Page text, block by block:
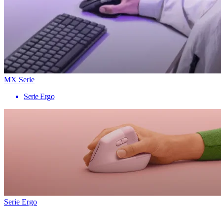
MX Serie
Serie Ergo
Serie Ergo